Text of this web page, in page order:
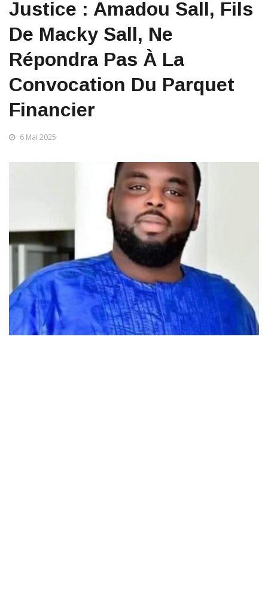
Justice : Amadou Sall, Fils
De Macky Sall, Ne
Répondra Pas À La
Convocation Du Parquet
Financier
6 Mai 2025